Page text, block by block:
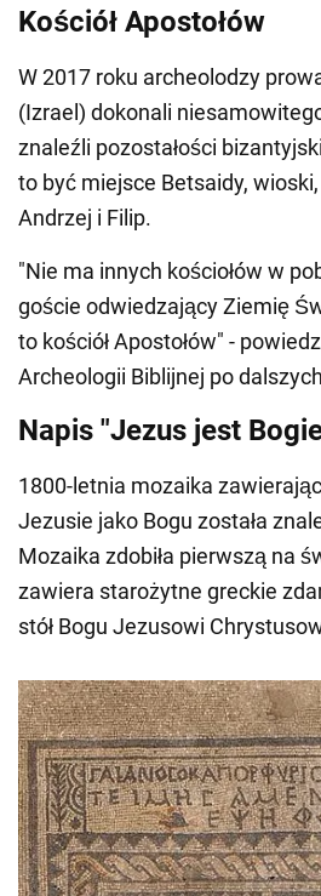
Kościół Apostołów
W 2017 roku archeolodzy
(Izrael) dokonali
znaleźli pozostałości
to być miejsce Betsaidy,
Andrzej i Filip.
"Nie ma innych kościołów w
goście odwiedzający Ziemię
to kościół Apostołów" -
Archeologii Biblijnej po
Napis "Jezus jest
1800-letnia mozaika
Jezusie jako Bogu została
Mozaika zdobiła pierwszą na
zawiera starożytne greckie
stół Bogu Jezusowi